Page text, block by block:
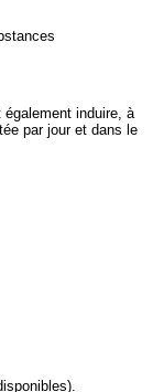
induire, à
par jour et dans le